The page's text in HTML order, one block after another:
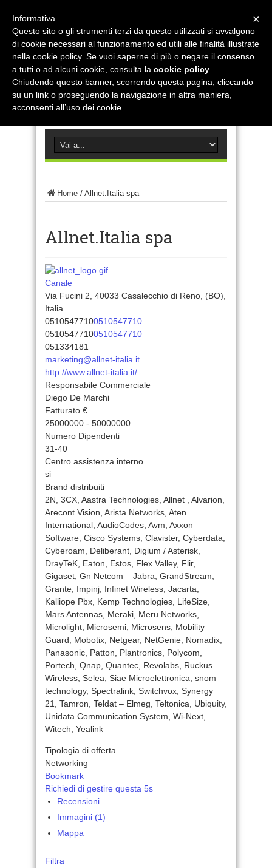
Home / Allnet.Italia spa
Allnet.Italia spa
Canale
Via Fucini 2, 40033 Casalecchio di Reno, (BO),
Italia
05105477100510547710
05105477100510547710
051334181
marketing@allnet-italia.it
http://www.allnet-italia.it/
Responsabile Commerciale
Diego De Marchi
Fatturato €
25000000 - 50000000
Numero Dipendenti
31-40
Centro assistenza interno
si
Brand distribuiti
2N, 3CX, Aastra Technologies, Allnet , Alvarion,
Arecont Vision, Arista Networks, Aten
International, AudioCodes, Avm, Axxon
Software, Cisco Systems, Clavister, Cyberdata,
Cyberoam, Deliberant, Digium / Asterisk,
DrayTeK, Eaton, Estos, Flex Valley, Flir,
Gigaset, Gn Netcom – Jabra, GrandStream,
Grante, Impinj, Infinet Wireless, Jacarta,
Kalliope Pbx, Kemp Technologies, LifeSize,
Mars Antennas, Meraki, Meru Networks,
Microlight, Microsemi, Microsens, Mobility
Guard, Mobotix, Netgear, NetGenie, Nomadix,
Panasonic, Patton, Plantronics, Polycom,
Portech, Qnap, Quantec, Revolabs, Ruckus
Wireless, Selea, Siae Microelettronica, snom
technology, Spectralink, Switchvox, Synergy
21, Tamron, Teldat – Elmeg, Teltonica, Ubiquity,
Unidata Communication System, Wi-Next,
Witech, Yealink
Tipologia di offerta
Networking
Bookmark
Richiedi di gestire questa 5s
Recensioni
Immagini (1)
Mappa
Filtra
×
Informativa
Questo sito o gli strumenti terzi da questo utilizzati si avvalgono
di cookie necessari al funzionamento ed utili alle finalità illustrate
nella cookie policy. Se vuoi saperne di più o negare il consenso
a tutti o ad alcuni cookie, consulta la cookie policy
Chiudendo questo banner, scorrendo questa pagina, cliccando
su un link o proseguendo la navigazione in altra maniera,
acconsenti all’uso dei cookie.